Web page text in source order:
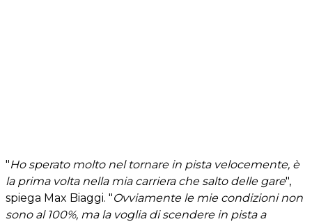
"Ho sperato molto nel tornare in pista velocemente, è
la prima volta nella mia carriera che salto delle gare",
spiega Max Biaggi. "Ovviamente le mie condizioni non
sono al 100%, ma la voglia di scendere in pista a